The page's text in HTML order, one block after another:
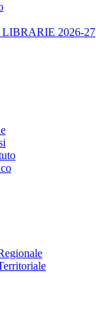
2026-27